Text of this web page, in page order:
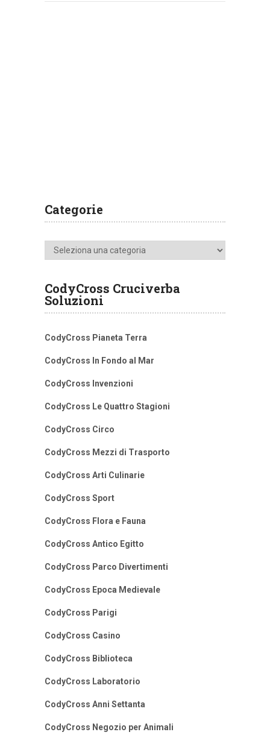
Categorie
Categorie
CodyCross Cruciverba
Soluzioni
CodyCross Pianeta Terra
CodyCross In Fondo al Mar
CodyCross Invenzioni
CodyCross Le Quattro Stagioni
CodyCross Circo
CodyCross Mezzi di Trasporto
CodyCross Arti Culinarie
CodyCross Sport
CodyCross Flora e Fauna
CodyCross Antico Egitto
CodyCross Parco Divertimenti
CodyCross Epoca Medievale
CodyCross Parigi
CodyCross Casino
CodyCross Biblioteca
CodyCross Laboratorio
CodyCross Anni Settanta
CodyCross Negozio per Animali